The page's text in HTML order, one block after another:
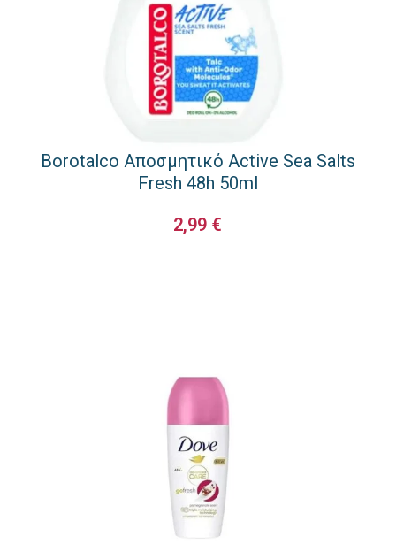
Borotalco Αποσμητικό Active Sea Salts
Fresh 48h 50ml
2,99 €